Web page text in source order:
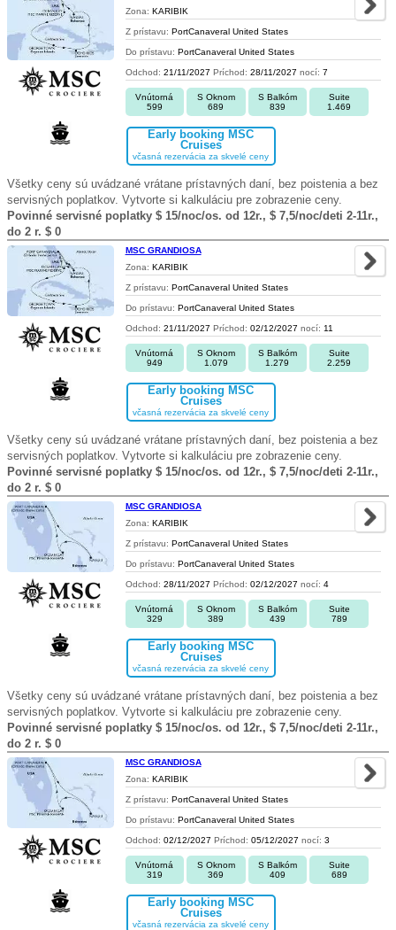
Zona: KARIBIK
Z prístavu: PortCanaveral United States
Do prístavu: PortCanaveral United States
Odchod: 21/11/2027 Príchod: 28/11/2027 nocí: 7
Vnútorná
599
S Oknom
689
S Balkóm
839
Suite
1.469
Early booking MSC
Cruises
včasná rezervácia za skvelé ceny
Všetky ceny sú uvádzané vrátane prístavných daní, bez poistenia a bez
servisných poplatkov. Vytvorte si kalkuláciu pre zobrazenie ceny.
Povinné servisné poplatky $ 15/noc/os. od 12r., $ 7,5/noc/deti 2-11r.,
do 2 r. $ 0
MSC GRANDIOSA
Zona: KARIBIK
Z prístavu: PortCanaveral United States
Do prístavu: PortCanaveral United States
Odchod: 21/11/2027 Príchod: 02/12/2027 nocí: 11
Vnútorná
949
S Oknom
1.079
S Balkóm
1.279
Suite
2.259
Early booking MSC
Cruises
včasná rezervácia za skvelé ceny
Všetky ceny sú uvádzané vrátane prístavných daní, bez poistenia a bez
servisných poplatkov. Vytvorte si kalkuláciu pre zobrazenie ceny.
Povinné servisné poplatky $ 15/noc/os. od 12r., $ 7,5/noc/deti 2-11r.,
do 2 r. $ 0
MSC GRANDIOSA
Zona: KARIBIK
Z prístavu: PortCanaveral United States
Do prístavu: PortCanaveral United States
Odchod: 28/11/2027 Príchod: 02/12/2027 nocí: 4
Vnútorná
329
S Oknom
389
S Balkóm
439
Suite
789
Early booking MSC
Cruises
včasná rezervácia za skvelé ceny
Všetky ceny sú uvádzané vrátane prístavných daní, bez poistenia a bez
servisných poplatkov. Vytvorte si kalkuláciu pre zobrazenie ceny.
Povinné servisné poplatky $ 15/noc/os. od 12r., $ 7,5/noc/deti 2-11r.,
do 2 r. $ 0
MSC GRANDIOSA
Zona: KARIBIK
Z prístavu: PortCanaveral United States
Do prístavu: PortCanaveral United States
Odchod: 02/12/2027 Príchod: 05/12/2027 nocí: 3
Vnútorná
319
S Oknom
369
S Balkóm
409
Suite
689
Early booking MSC
Cruises
včasná rezervácia za skvelé ceny